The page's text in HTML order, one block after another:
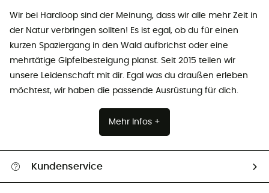
Wir bei Hardloop sind der Meinung, dass wir alle mehr Zeit in
der Natur verbringen sollten! Es ist egal, ob du für einen
kurzen Spaziergang in den Wald aufbrichst oder eine
mehrtätige Gipfelbesteigung planst. Seit 2015 teilen wir
unsere Leidenschaft mit dir. Egal was du draußen erleben
möchtest, wir haben die passende Ausrüstung für dich.
Mehr Infos +
Kundenservice